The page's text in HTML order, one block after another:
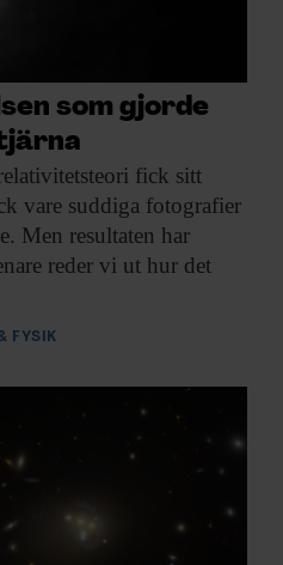
som gjorde
fick sitt
vare suddiga fotografier
Men resultaten har
reder vi ut hur det
FYSIK